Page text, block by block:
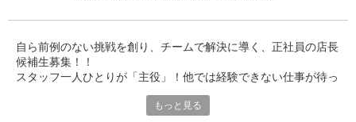
自ら前例のない挑戦を創り、チームで解決に導く、正社員の店長
候補生募集！！
スタッフ一人ひとりが「主役」！他では経験できない仕事が待っ
もっと見る